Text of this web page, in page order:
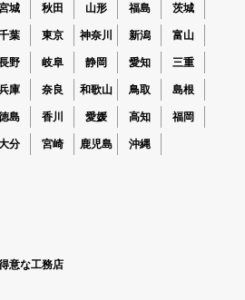
城 秋田 山形 福島 茨城
葉 東京 神奈川 新潟 富山
野 岐阜 静岡 愛知 三重
庫 奈良 和歌山 鳥取 島根
島 香川 愛媛 高知 福岡
分 宮崎 鹿児島 沖縄
意な工務店